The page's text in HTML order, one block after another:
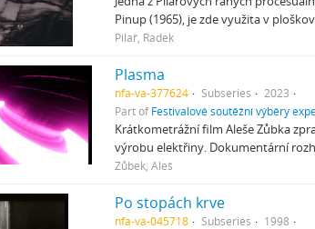
Pinup (1965), je zde využita v
Pilař, Radek
Plasma
nfa-va-377624 Subseries
2023
Part ofFestivalové soutěžní výběry
Krátkometrážní film Aleše Zůbka
výrobu elektřiny. Dokumentární
Zůbek, Aleš
Po stopách krve
nfa-va-045718 Subseries
1998